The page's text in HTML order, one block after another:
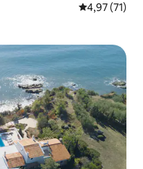
4,97 ud af 5
4,97 (71)